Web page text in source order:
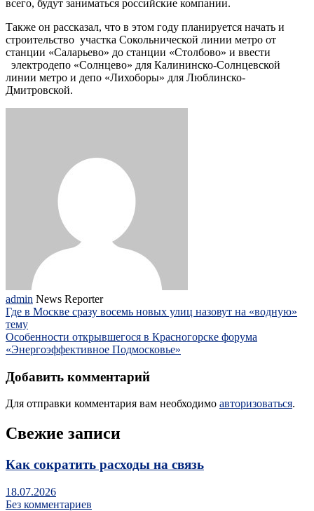
всего, будут заниматься российские компании.
Также он рассказал, что в этом году планируется начать и
строительство участка Сокольнической линии метро от
станции «Саларьево» до станции «Столбово» и ввести
электродепо «Солнцево» для Калининско-Солнцевской
линии метро и депо «Лихоборы» для Люблинско-
Дмитровской.
admin News Reporter
Где в Москве сразу восемь новых улиц назовут на «водную»
тему
Особенности открывшегося в Красногорске форума
«Энергоэффективное Подмосковье»
Добавить комментарий
Для отправки комментария вам необходимо авторизоваться.
Свежие записи
Как сократить расходы на связь
18.07.2026
Без комментариев